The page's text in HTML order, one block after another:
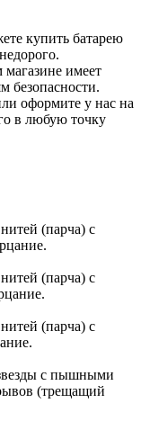
купить батарею
имеет
безопасности.
оформите у нас на
в любую точку
(парча) с
(парча) c
(парча) с
с пышными
(трещащий